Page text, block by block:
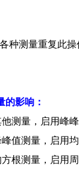
测量重复此操
的影响：
测量，启用峰
值测量，启用
根测量，启用